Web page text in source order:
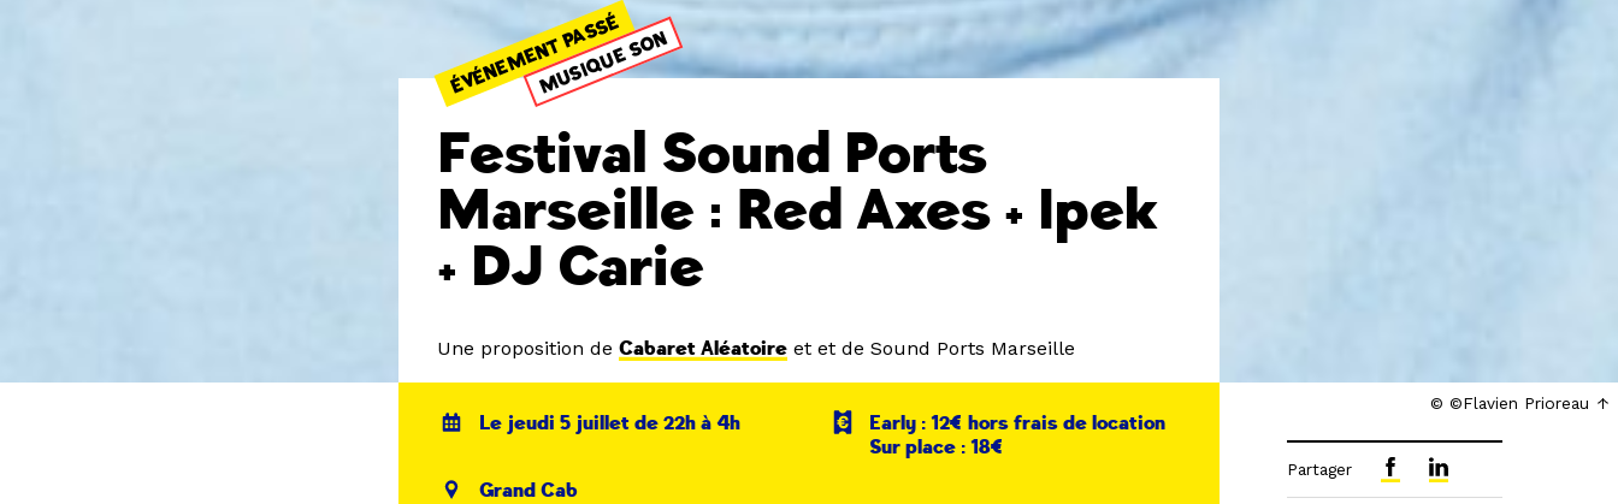
© ©Flavien Prioreau
ÉVÉNEMENT PASSÉ
MUSIQUE SON
Festival Sound Ports
Marseille : Red Axes + Ipek
+ DJ Carie
Une proposition deCabaret Aléatoire et et de Sound Ports Marseille
Le jeudi 5 juillet de 22h à 4h
Early : 12€ hors frais de location
Sur place : 18€
Grand Cab
Partager